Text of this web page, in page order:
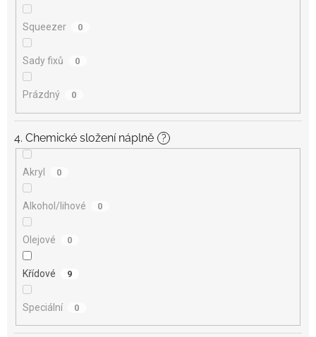
Squeezer 0
Sady fixů 0
Prázdný 0
4. Chemické složení náplně ?
Akryl 0
Alkohol/lihové 0
Olejové 0
Křídové 9
Speciální 0